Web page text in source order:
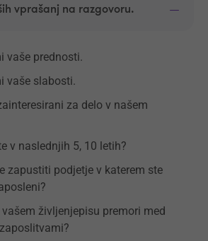
vprašanj na razgovoru.
vaše prednosti.
vaše slabosti.
za delo v našem
v naslednjih 5, 10 letih?
zapustiti podjetje v katerem ste
življenjepisu premori med